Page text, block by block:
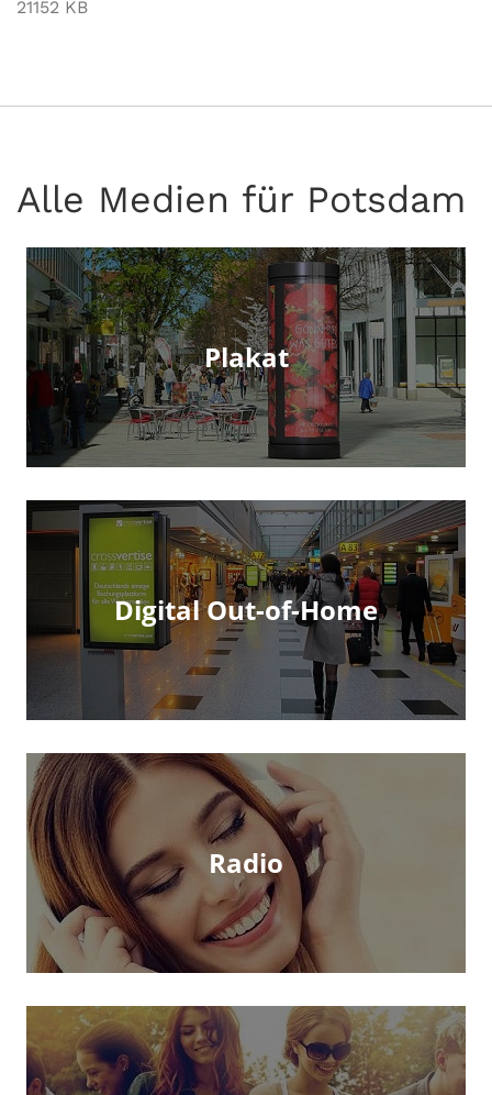
21152 KB
Alle Medien für Potsdam
Plakat
Digital Out-of-Home
Radio